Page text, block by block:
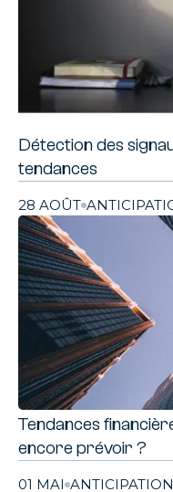
Détection des
tendances
28 AOÛT
Tendances
encore prévoir ?
01 MAI